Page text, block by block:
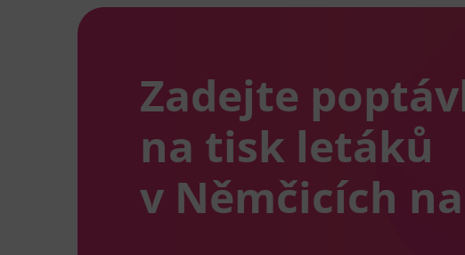
Zadejte
na tisk letáků
v Němčicích